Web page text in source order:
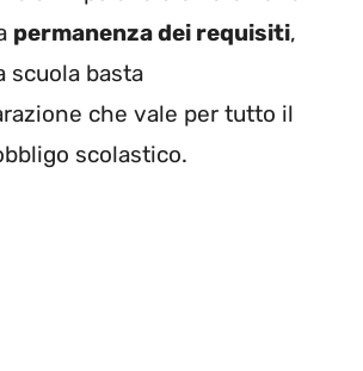
permanenza dei requisiti,
scuola basta
che vale per tutto il
scolastico.